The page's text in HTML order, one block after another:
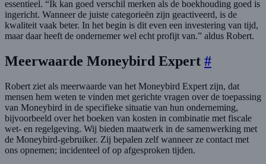
essentieel. “Ik kan goed verschil merken als de boekhouding goed is
ingericht. Wanneer de juiste categorieën zijn geactiveerd, is de
kwaliteit vaak beter. In het begin is dit even een investering van tijd,
maar daar heeft de ondernemer wel echt profijt van.” aldus Robert.
Meerwaarde Moneybird Expert #
Robert ziet als meerwaarde van het Moneybird Expert zijn, dat
mensen hem weten te vinden met gerichte vragen over de toepassing
van Moneybird in de specifieke situatie van hun onderneming,
bijvoorbeeld over het boeken van kosten in combinatie met fiscale
wet- en regelgeving. Wij bieden maatwerk in de samenwerking met
de Moneybird-gebruiker. Zij bepalen zelf wanneer ze contact met
ons opnemen; incidenteel of op afgesproken tijden.